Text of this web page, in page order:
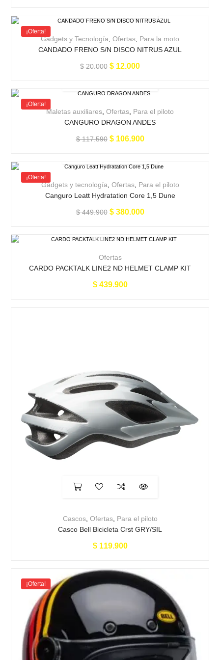
¡Oferta!
Gadgets y Tecnología Ofertas Para la moto
CANDADO FRENO S/N DISCO NITRUS AZUL
$20.000 $ 12.000
¡Oferta!
Maletas auxiliares Ofertas Para el piloto
CANGURO DRAGON ANDES
$117.590 $106.900
¡Oferta!
Gadgets y tecnología Ofertas, Para el piloto
Canguro Leatt Hydratation Core 1,5 Dune
$449.900 $380.000
Ofertas
CARDO PACKTALK LINE2 ND HELMET CLAMP KIT
$439.900
Cascos, Ofertas, Para el piloto
Casco Bell Bicicleta Crst GRY/SIL
$119.900
¡Oferta!